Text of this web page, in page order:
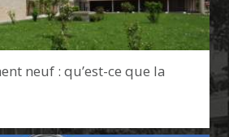
neuf : qu’est-ce que la